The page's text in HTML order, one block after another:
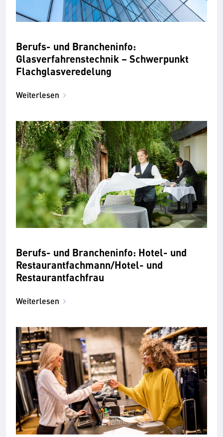
Berufs- und Brancheninfo:
Glasverfahrenstechnik – Schwerpunkt
Flachglasveredelung
Weiterlesen
Berufs- und Brancheninfo: Hotel- und
Restaurantfachmann/Hotel- und
Restaurantfachfrau
Weiterlesen